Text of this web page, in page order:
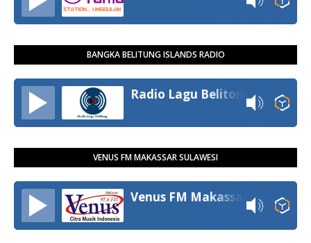
BANGKA BELITUNG ISLANDS RADIO
Radio Lagu Belitong
VENUS FM MAKASSAR SULAWESI
Venus FM Makassar